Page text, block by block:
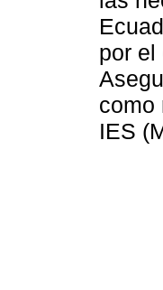
por el
como
IES